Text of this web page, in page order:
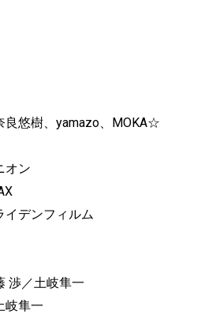
良悠樹、yamazo、MOKA☆
オン
イデンフィルム
渉／土岐隼一
岐隼一